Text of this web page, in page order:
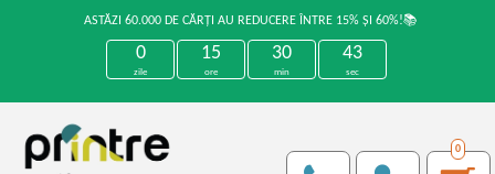
ASTĂZI 60.000 DE CĂRȚI AU REDUCERE ÎNTRE 15% ȘI 60%!📚
0
zile
15
ore
30
min
43
sec
0